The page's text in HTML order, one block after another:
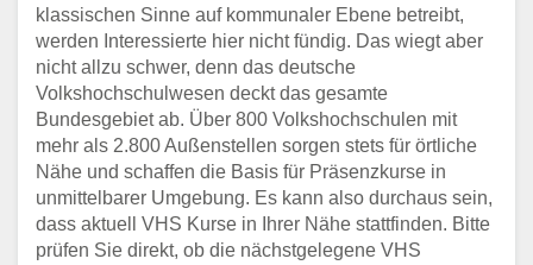
klassischen Sinne auf kommunaler Ebene betreibt,
werden Interessierte hier nicht fündig. Das wiegt aber
nicht allzu schwer, denn das deutsche
Volkshochschulwesen deckt das gesamte
Bundesgebiet ab. Über 800 Volkshochschulen mit
mehr als 2.800 Außenstellen sorgen stets für örtliche
Nähe und schaffen die Basis für Präsenzkurse in
unmittelbarer Umgebung. Es kann also durchaus sein,
dass aktuell VHS Kurse in Ihrer Nähe stattfinden. Bitte
prüfen Sie direkt, ob die nächstgelegene VHS